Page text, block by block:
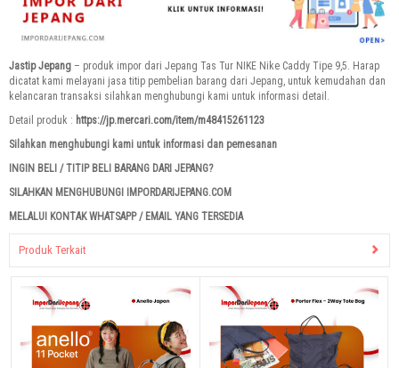
Jastip Jepang – produk impor dari Jepang Tas Tur NIKE Nike Caddy Tipe 9,5. Harap
dicatat kami melayani jasa titip pembelian barang dari Jepang, untuk kemudahan dan
kelancaran transaksi silahkan menghubungi kami untuk informasi detail.
Detail produk : https://jp.mercari.com/item/m48415261123
Silahkan menghubungi kami untuk informasi dan pemesanan
INGIN BELI / TITIP BELI BARANG DARI JEPANG?
SILAHKAN MENGHUBUNGI IMPORDARIJEPANG.COM
MELALUI KONTAK WHATSAPP / EMAIL YANG TERSEDIA
Produk Terkait